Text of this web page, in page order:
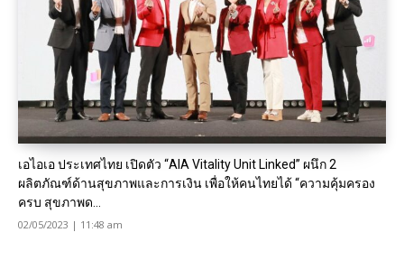
เอไอเอ ประเทศไทย เปิดตัว “AIA Vitality Unit Linked” ผนึก 2
ผลิตภัณฑ์ด้านสุขภาพและการเงิน เพื่อให้คนไทยได้ “ความคุ้มครอง
ครบ สุขภาพด...
02/05/2023 | 11:48 am